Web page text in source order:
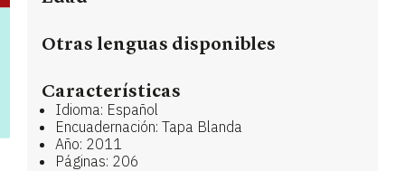
Otras lenguas disponibles
Características
Idioma: Español
Encuadernación: Tapa Blanda
Año: 2011
Páginas: 206